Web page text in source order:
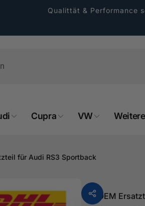
Qualittät & Performance
Cupra VW
für Audi RS3 Sportback
VonOEM
Straße 8